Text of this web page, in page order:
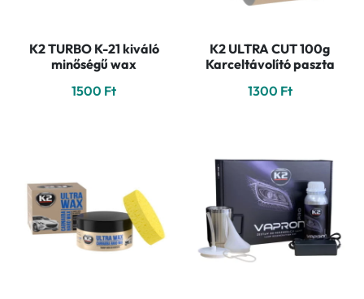
K2 TURBO K-21 kiváló
minőségű wax
1500 Ft
K2 ULTRA CUT 100g
Karceltávolító paszta
1300 Ft